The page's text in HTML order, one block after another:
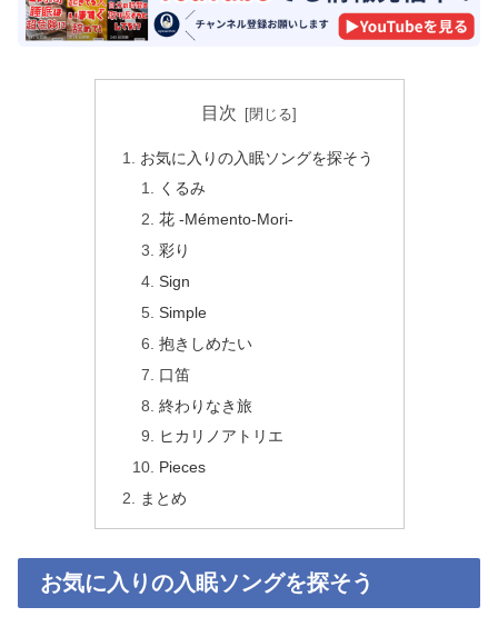
目次
お気に入りの入眠ソングを探そう
くるみ
花 -Mémento-Mori-
彩り
Sign
Simple
抱きしめたい
口笛
終わりなき旅
ヒカリノアトリエ
Pieces
まとめ
お気に入りの入眠ソングを探そう